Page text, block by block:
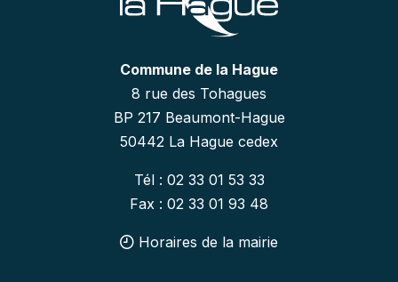
Commune de la Hague
8 rue des Tohagues
BP 217 Beaumont-Hague
50442 La Hague cedex
Tél : 02 33 01 53 33
Fax : 02 33 01 93 48
Horaires de la mairie